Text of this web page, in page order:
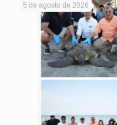
5 de agosto de 2026